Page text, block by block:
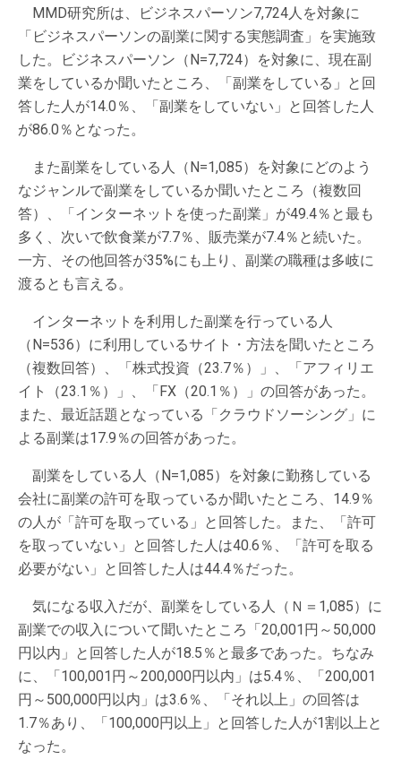
MMD研究所は、ビジネスパーソン7,724人を対象に
「ビジネスパーソンの副業に関する実態調査」を実施致
した。ビジネスパーソン（N=7,724）を対象に、現在副
業をしているか聞いたところ、「副業をしている」と回
答した人が14.0％、「副業をしていない」と回答した人
が86.0％となった。
また副業をしている人（N=1,085）を対象にどのよう
なジャンルで副業をしているか聞いたところ（複数回
答）、「インターネットを使った副業」が49.4％と最も
多く、次いで飲食業が7.7％、販売業が7.4％と続いた。
一方、その他回答が35%にも上り、副業の職種は多岐に
渡るとも言える。
インターネットを利用した副業を行っている人
（N=536）に利用しているサイト・方法を聞いたところ
（複数回答）、「株式投資（23.7％）」、「アフィリエ
イト（23.1％）」、「FX（20.1％）」の回答があった。
また、最近話題となっている「クラウドソーシング」に
よる副業は17.9％の回答があった。
副業をしている人（N=1,085）を対象に勤務している
会社に副業の許可を取っているか聞いたところ、14.9％
の人が「許可を取っている」と回答した。また、「許可
を取っていない」と回答した人は40.6％、「許可を取る
必要がない」と回答した人は44.4％だった。
気になる収入だが、副業をしている人（Ｎ＝1,085）に
副業での収入について聞いたところ「20,001円～50,000
円以内」と回答した人が18.5％と最多であった。ちなみ
に、「100,001円～200,000円以内」は5.4％、「200,001
円～500,000円以内」は3.6％、「それ以上」の回答は
1.7％あり、「100,000円以上」と回答した人が1割以上と
なった。